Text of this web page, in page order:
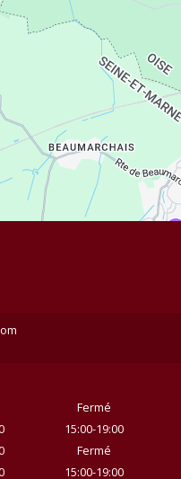
Fermé
15:00-19:00
Fermé
15:00-19:00